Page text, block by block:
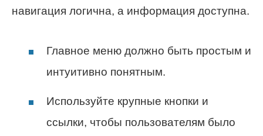
навигация логична, а информация доступна.
Главное меню должно быть простым и
интуитивно понятным.
Используйте крупные кнопки и
ссылки, чтобы пользователям было